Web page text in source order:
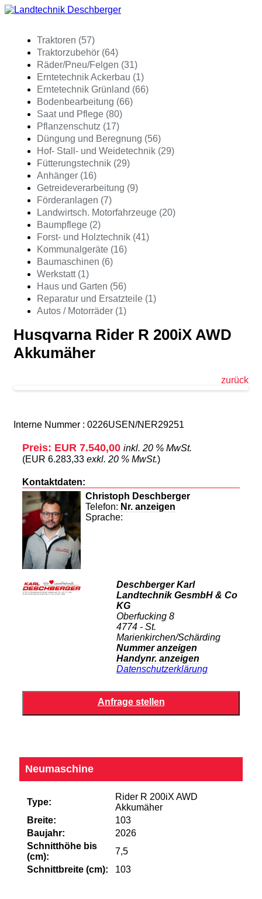
Traktoren (57)
Traktorzubehör (64)
Räder/Pneu/Felgen (31)
Erntetechnik Ackerbau (1)
Erntetechnik Grünland (66)
Bodenbearbeitung (66)
Saat und Pflege (80)
Pflanzenschutz (17)
Düngung und Beregnung (56)
Hof- Stall- und Weidetechnik (29)
Fütterungstechnik (29)
Anhänger (16)
Getreideverarbeitung (9)
Förderanlagen (7)
Landwirtsch. Motorfahrzeuge (20)
Baumpflege (2)
Forst- und Holztechnik (41)
Kommunalgeräte (16)
Baumaschinen (6)
Werkstatt (1)
Haus und Garten (56)
Reparatur und Ersatzteile (1)
Autos / Motorräder (1)
Husqvarna Rider R 200iX AWD
Akkumäher
zurück
Interne Nummer : 0226USEN/NER29251
Preis: EUR 7.540,00 inkl. 20 % MwSt.
(EUR 6.283,33 exkl. 20 % MwSt.)
Kontaktdaten:
Christoph Deschberger
Telefon: Nr. anzeigen
Sprache:
Deschberger Karl
Landtechnik GesmbH & Co
KG
Oberfucking 8
4774 - St.
Marienkirchen/Schärding
Nummer anzeigen
Handynr. anzeigen
Datenschutzerklärung
Neumaschine
Type:
Rider R 200iX AWD
Akkumäher
Breite:
103
Baujahr:
2026
Schnitthöhe bis
(cm):
7,5
Schnittbreite (cm):
103